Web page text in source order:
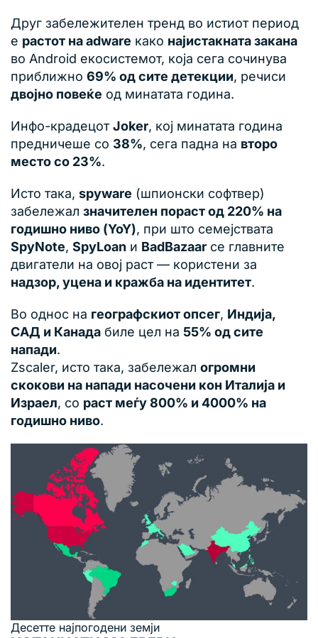
Друг забележителен тренд во истиот период
е растот на adware како најистакната закана
во Android екосистемот, која сега сочинува
приближно 69% од сите детекции, речиси
двојно повеќе од минатата година.
Инфо-крадецотJoker, кој минатата година
предничеше со 38%, сега падна на второ
место со 23%.
Исто така, spyware (шпионски софтвер)
забележал значителен пораст од 220% на
годишно ниво (YoY), при што семејствата
SpyNote, SpyLoan и BadBazaar се главните
двигатели на овој раст — користени за
надзор, уцена и кражба на идентитет.
Во однос на географскиот опсег, Индија,
САД и Канада биле цел на 55% од сите
напади.
Zscaler, исто така, забележал огромни
скокови на напади насочени кон Италија и
Израел, со раст меѓу 800% и 4000% на
годишно ниво.
Десетте најпогодени земји